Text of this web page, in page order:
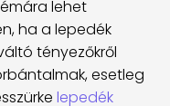
lehet
ha a lepedék
tényezőkről
esetleg
lepedék